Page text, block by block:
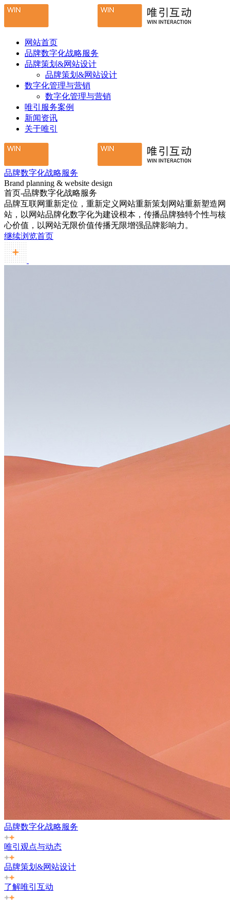
网站首页
品牌数字化战略服务
品牌策划&网站设计
品牌策划&网站设计
数字化管理与营销
数字化管理与营销
唯引服务案例
新闻资讯
关于唯引
品牌数字化战略服务
Brand planning & website design
首页-品牌数字化战略服务
品牌互联网重新定位，重新定义网站重新策划网站重新塑造网
站，以网站品牌化数字化为建设根本，传播品牌独特个性与核
心价值，以网站无限价值传播无限增强品牌影响力。
继续浏览首页
品牌数字化战略服务
唯引观点与动态
品牌策划&网站设计
了解唯引互动